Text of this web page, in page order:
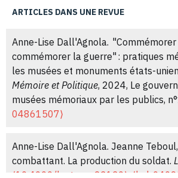
ARTICLES DANS UNE REVUE
Anne-Lise Dall'Agnola.
commémorer la guerre" : pratiques
les musées et monuments états-
Mémoire et Politique, 2024, Le
musées mémoriaux par les publics,
04861507⟩
Anne-Lise Dall'Agnola. Jeanne
combattant. La production du soldat.
⟨10.4000/lectures.23130⟩ ⟨hal-